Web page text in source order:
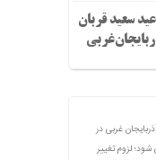
سعید قربان
غربی در
لزوم تغییر